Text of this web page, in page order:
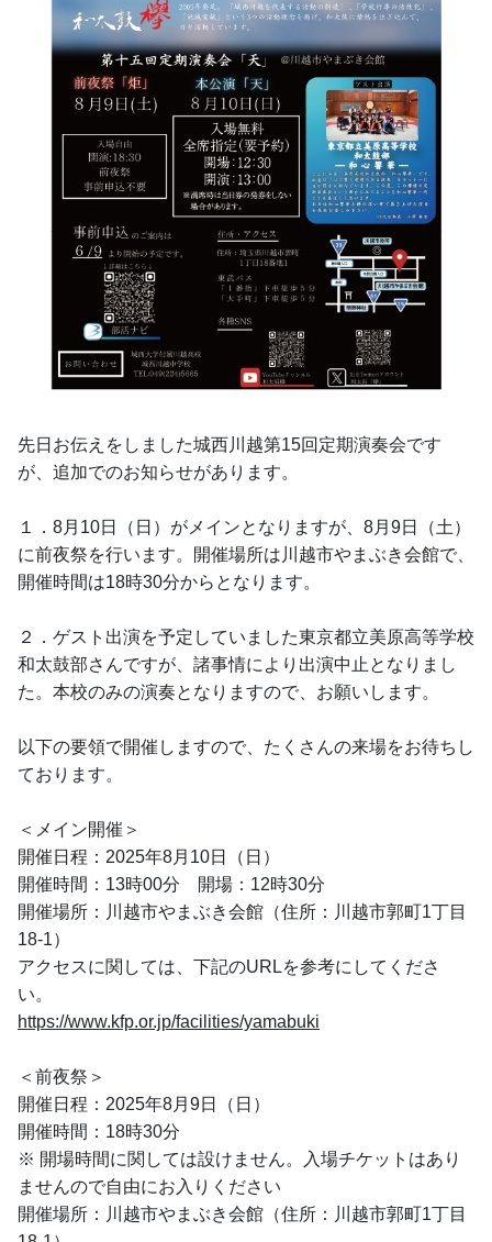
先日お伝えをしました城西川越第15回定期演奏会です
が、追加でのお知らせがあります。
１．8月10日（日）がメインとなりますが、8月9日（土）
に前夜祭を行います。開催場所は川越市やまぶき会館で、
開催時間は18時30分からとなります。
２．ゲスト出演を予定していました東京都立美原高等学校
和太鼓部さんですが、諸事情により出演中止となりまし
た。本校のみの演奏となりますので、お願いします。
以下の要領で開催しますので、たくさんの来場をお待ちし
ております。
＜メイン開催＞
開催日程：2025年8月10日（日）
開催時間：13時00分　開場：12時30分
開催場所：川越市やまぶき会館（住所：川越市郭町1丁目
18-1）
アクセスに関しては、下記のURLを参考にしてくださ
い。
https://www.kfp.or.jp/facilities/yamabuki
＜前夜祭＞
開催日程：2025年8月9日（日）
開催時間：18時30分
※ 開場時間に関しては設けません。入場チケットはあり
ませんので自由にお入りください
開催場所：川越市やまぶき会館（住所：川越市郭町1丁目